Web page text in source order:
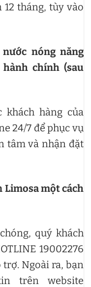
tháng, tùy vào
nóng năng
chính (sau
khách hàng của
24/7 để phục vụ
tâm và nhận đặt
Limosa một cách
quý khách
19002276
Ngoài ra, bạn
trên website